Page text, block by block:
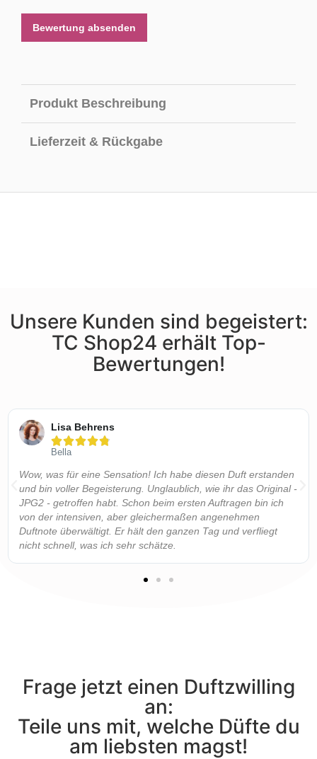
Bewertung absenden
Produkt Beschreibung
Lieferzeit & Rückgabe
Unsere Kunden sind begeistert:
TC Shop24 erhält Top-
Bewertungen!
Lisa Behrens

Bella
Wow, was für eine Sensation! Ich habe diesen Duft erstanden
und bin voller Begeisterung. Unglaublich, wie ihr das Original -
JPG2 - getroffen habt. Schon beim ersten Auftragen bin ich
von der intensiven, aber gleichermaßen angenehmen
Duftnote überwältigt. Er hält den ganzen Tag und verfliegt
nicht schnell, was ich sehr schätze.
Frage jetzt einen Duftzwilling
an:
Teile uns mit, welche Düfte du
am liebsten magst!